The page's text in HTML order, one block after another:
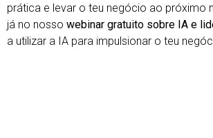
prática e levar o teu negócio ao próximo
já no nosso webinar gratuito sobre IA e
a utilizar a IA para impulsionar o teu